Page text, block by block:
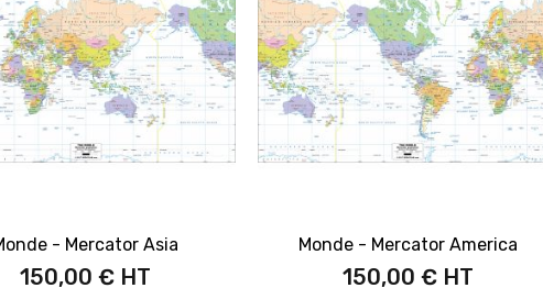
- Mercator Asia
150,00 €
Monde - Mercator America
150,00 €